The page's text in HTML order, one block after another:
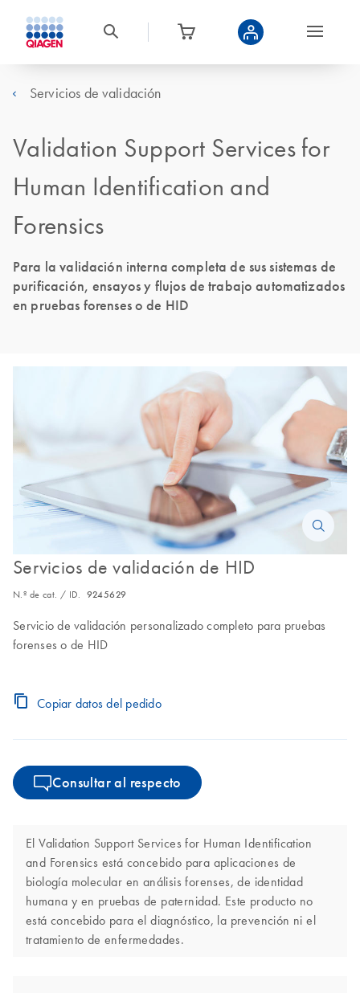
Servicios de validación
Validation Support Services for
Human Identification and
Forensics
Para la validación interna completa de sus sistemas de
purificación, ensayos y flujos de trabajo automatizados
en pruebas forenses o de HID
Servicios de validación de HID
N.º de cat. / ID. 9245629
Servicio de validación personalizado completo para pruebas
forenses o de HID
Copiar datos del pedido
Consultar al respecto
El Validation Support Services for Human Identification
and Forensics está concebido para aplicaciones de
biología molecular en análisis forenses, de identidad
humana y en pruebas de paternidad. Este producto no
está concebido para el diagnóstico, la prevención ni el
tratamiento de enfermedades.